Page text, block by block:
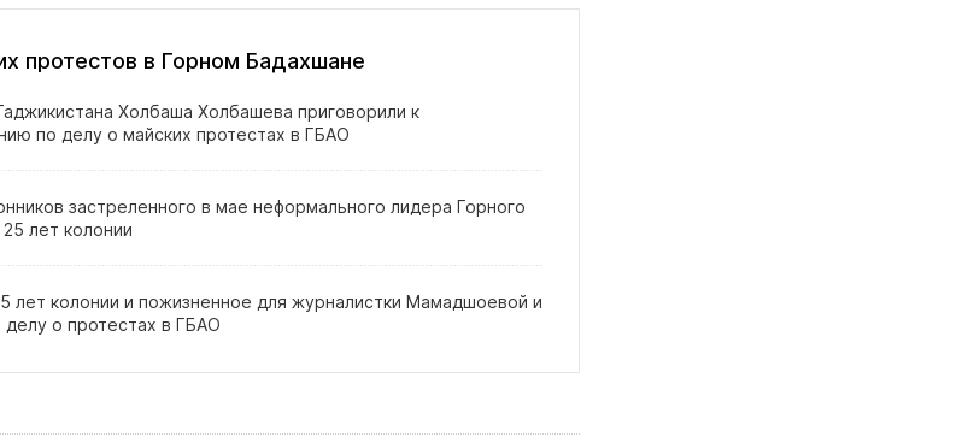
протестов в Горном Бадахшане
Холбаша Холбашева приговорили к
по делу о майских протестах в ГБАО
застреленного в мае неформального лидера Горного
лет колонии
лет колонии и пожизненное для журналистки Мамадшоевой и
о протестах в ГБАО